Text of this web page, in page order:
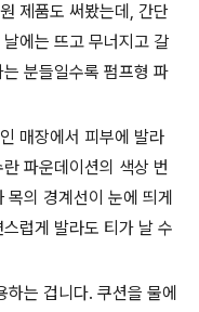
제품도 써봤는데, 간단
에는 뜨고 무너지고 갈
분들일수록 펌프형 파
매장에서 피부에 발라
파운데이션의 색상 번
의 경계선이 눈에 띄게
럽게 발라도 티가 날 수
는 겁니다. 쿠션을 물에